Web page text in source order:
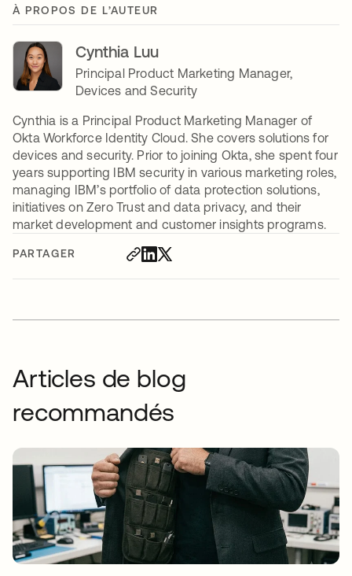
PARTAGER
À PROPOS DE L’AUTEUR
Cynthia Luu
Principal Product Marketing Manager,
Devices and Security
Cynthia is a Principal Product Marketing Manager of
Okta Workforce Identity Cloud. She covers solutions for
devices and security. Prior to joining Okta, she spent four
years supporting IBM security in various marketing roles,
managing IBM’s portfolio of data protection solutions,
initiatives on Zero Trust and data privacy, and their
market development and customer insights programs.
Articles de blog
recommandés